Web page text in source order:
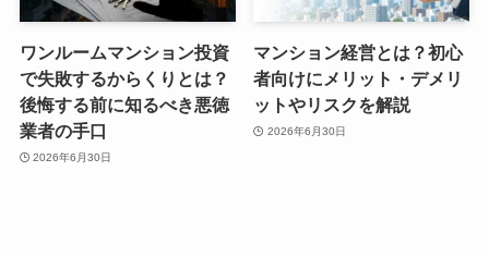
ワンルームマンション投資
で失敗するからくりとは？
後悔する前に知るべき悪徳
業者の手口
2026年6月30日
マンション経営とは？初心
者向けにメリット・デメリ
ットやリスクを解説
2026年6月30日